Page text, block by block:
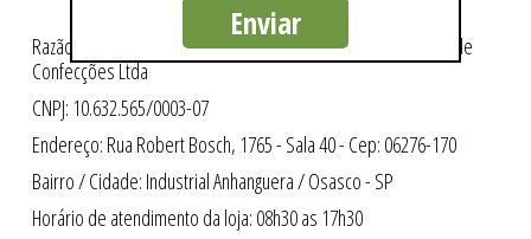
Razão Social: Intergriffes São Cristóvão Indústria e Comércio de
Confecções Ltda
CNPJ: 10.632.565/0003-07
Endereço: Rua Robert Bosch, 1765 - Sala 40 - Cep: 06276-170
Bairro / Cidade: Industrial Anhanguera / Osasco - SP
Horário de atendimento da loja: 08h30 as 17h30
Enviar